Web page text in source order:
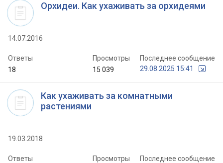
Орхидеи. Как ухаживать за орхидеями
14.07.2016
Ответы
18
Просмотры
15 039
Последнее сообщение
29.08.2025 15:41
Как ухаживать за комнатными
растениями
19.03.2018
Ответы
Просмотры
Последнее сообщение